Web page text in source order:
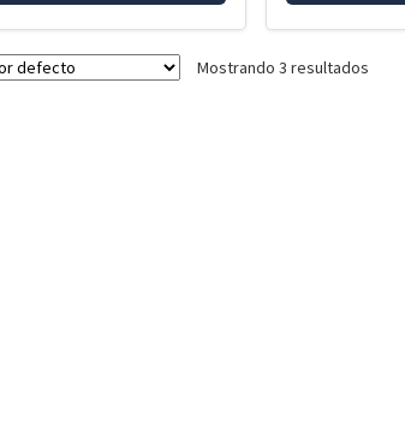
Mostrando 3 resultados